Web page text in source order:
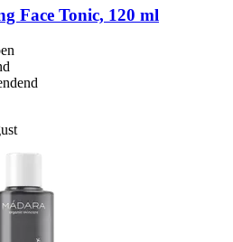
Face Tonic, 120 ml